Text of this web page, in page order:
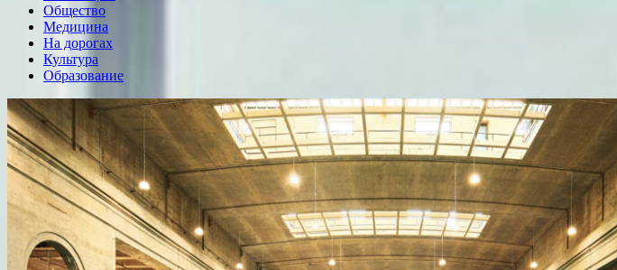
Общество
Медицина
На дорогах
Культура
Образование